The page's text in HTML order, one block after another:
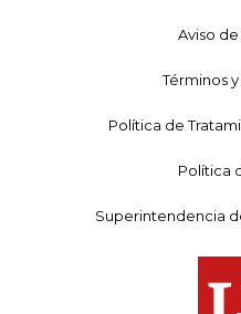
Aviso
Términos
Política de
Política
Superintendencia